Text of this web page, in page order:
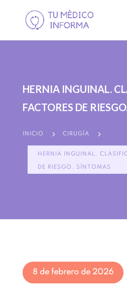
HERNIA INGUINAL.
FACTORES DE
INICIO 5 CIRUGÍA 5
HERNIA INGUINAL.
DE RIESGO. SÍNTOMAS
8 de febrero de 2026